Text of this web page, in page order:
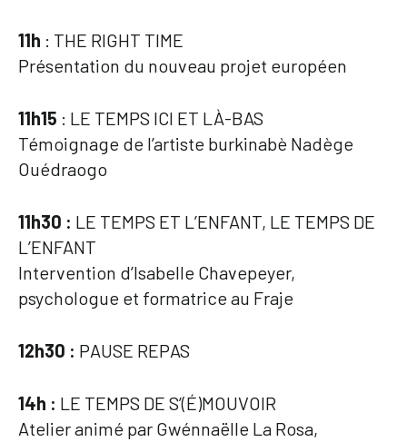
11h : THE RIGHT TIME
Présentation du nouveau projet européen
11h15 : LE TEMPS ICI ET LÀ-BAS
Témoignage de l’artiste burkinabè Nadège
Ouédraogo
11h30 : LE TEMPS ET L’ENFANT, LE TEMPS DE
L’ENFANT
Intervention d’Isabelle Chavepeyer,
psychologue et formatrice au Fraje
12h30 : PAUSE REPAS
14h : LE TEMPS DE S’(É)MOUVOIR
Atelier animé par Gwénnaëlle La Rosa,